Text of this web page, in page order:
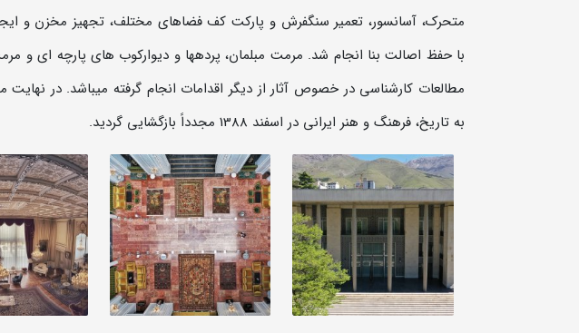
متحرک، آسانسور، تعمیر سنگفرش و پارکت کف فضاهای مختلف، تجهیز مخزن و
با حفظ اصالت بنا انجام شد. مرمت مبلمان، پرده­ها و دیوارکوب های پارچه ای و
مطالعات کارشناسی در خصوص آثار از دیگر اقدامات انجام گرفته می­باشد. در
به تاریخ، فرهنگ و هنر ایرانی در اسفند 1388 مجدداً بازگشایی گردید.